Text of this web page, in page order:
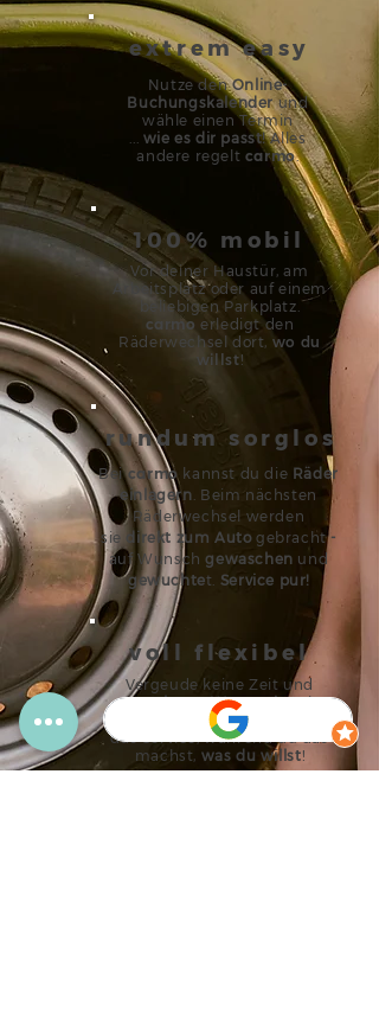
extrem easy
Nutze denOnline-
Buchungskalenderund
wähle einen Termin
... wie es dir passt!Alles
andere regelt carmo.
100% mobil
Vor deiner Haustür, am
Arbeitsplatz oder auf einem
beliebigen Parkplatz.
ca rmo erledigt den
Räderwechsel dort, wo du
willst!
rundum sorglos
Beicarmo kannst du die Räder
einlagern. Beim nächsten
Räderwechsel werden
sie
direkt zum Autogebracht-
auf Wunschgewaschen und
gewuchtet. Service pur!
voll flexibel
Vergeude keine Zeit und
spare lange Wartezeitenin
der Werkstatt. armo
das Service, während du das
machst, was du willst!